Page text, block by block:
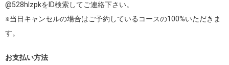
@528hlzpkをID検索してご連絡下さい。
※当日キャンセルの場合はご予約しているコースの100%いただきま
す。
お支払い方法